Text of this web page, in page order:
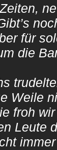
für
die
Weile
froh
Leute